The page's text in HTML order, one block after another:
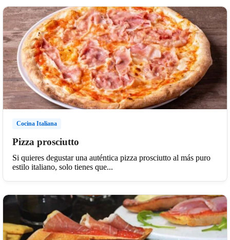
Cocina Italiana
Pizza prosciutto
Si quieres degustar una auténtica pizza prosciutto al más puro
estilo italiano, solo tienes que...